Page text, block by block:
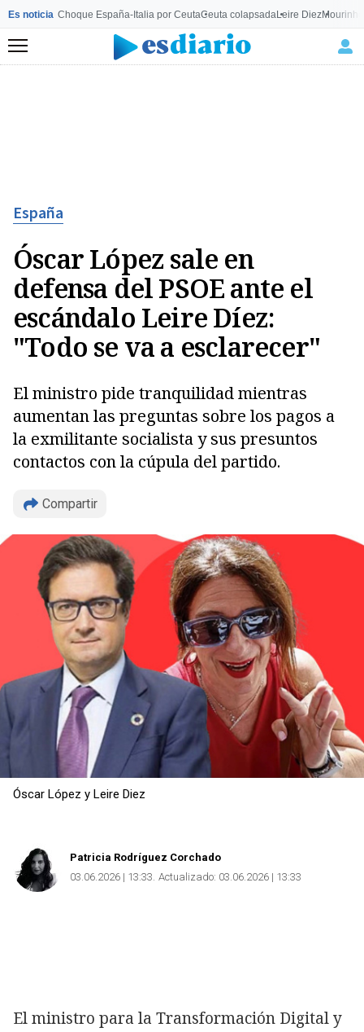
Es noticia Choque España-Italia por CeutaCeuta colapsadaLeire Diez
Menú
España
Óscar López sale en
defensa del PSOE ante el
escándalo Leire Díez:
"Todo se va a esclarecer"
El ministro pide tranquilidad mientras
aumentan las preguntas sobre los pagos a
la exmilitante socialista y sus presuntos
contactos con la cúpula del partido.
Compartir
Copiar
Óscar López y Leire Diez
Patricia Rodríguez Corchado
03.06.2026 | 13:33 Actualizado: 03.06.2026 | 13:33
El ministro para la Transformación Digital y